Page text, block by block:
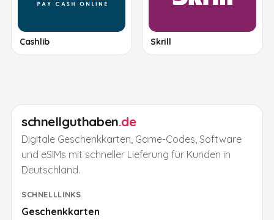
Cashlib Skrill
schnellguthaben.de
Digitale Geschenkkarten, Game-Codes, Software
und eSIMs mit schneller Lieferung für Kunden in
Deutschland.
SCHNELLLINKS
Geschenkkarten